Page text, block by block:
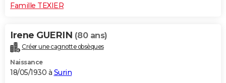
Famille TEXIER
Irene GUERIN (80 ans)
Créer une cagnotte obsèques
Naissance
18/05/1930 à Surin